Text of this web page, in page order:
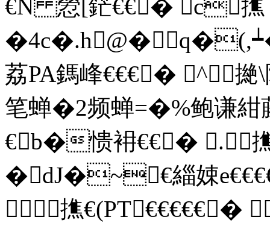
€N 憥[鋩€€� c撨
�4c�.h@�q�(,┷�
荔PA鎷峰€€€� ^
笔蝉�2频蝉=�%鲍谦紺
€b�愦衻€€� .
�dJ�~€緇娕
撨€(PT€€€€€�